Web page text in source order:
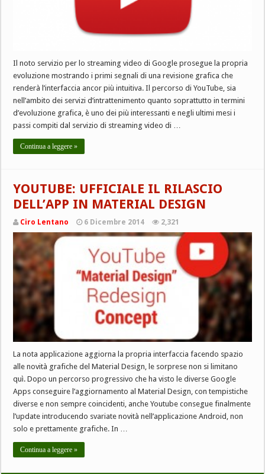
Il noto servizio per lo streaming video di Google prosegue la propria
evoluzione mostrando i primi segnali di una revisione grafica che
renderà l’interfaccia ancor più intuitiva. Il percorso di YouTube, sia
nell’ambito dei servizi d’intrattenimento quanto soprattutto in termini
d’evoluzione grafica, è uno dei più interessanti e negli ultimi mesi i
passi compiti dal servizio di streaming video di …
Continua a leggere »
YOUTUBE: UFFICIALE IL RILASCIO
DELL’APP IN MATERIAL DESIGN
Ciro Lentano 6 Dicembre 2014 2,321
La nota applicazione aggiorna la propria interfaccia facendo spazio
alle novità grafiche del Material Design, le sorprese non si limitano
quì. Dopo un percorso progressivo che ha visto le diverse Google
Apps conseguire l’aggiornamento al Material Design, con tempistiche
diverse e non sempre coincidenti, anche Youtube consegue finalmente
l’update introducendo svariate novità nell’applicazione Android, non
solo e prettamente grafiche. In …
Continua a leggere »